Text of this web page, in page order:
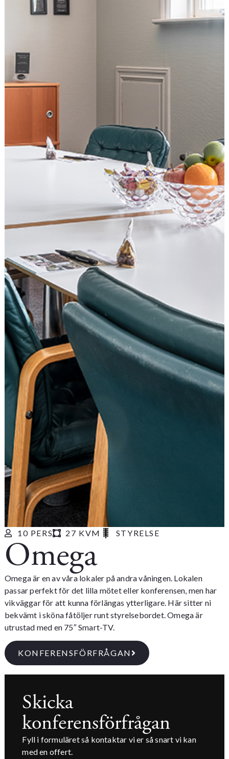
10 PERS 27 KVM STYRELSE
Omega
Omega är en av våra lokaler på andra våningen. Lokalen
passar perfekt för det lilla mötet eller konferensen, men har
vikväggar för att kunna förlängas ytterligare. Här sitter ni
bekvämt i sköna fåtöljer runt styrelsebordet. Omega är
utrustad med en 75″ Smart-TV.
KONFERENSFÖRFRÅGAN
Skicka
konferensförfrågan
Fyll i formuläret så kontaktar vi er så snart vi kan
med en offert.